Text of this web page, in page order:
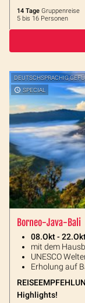
14 Tage Gruppenreise
5 bis 16 Personen
DEUTSCHSPRACHIG
SPECIAL
Borneo-Java-Bali
08.Okt -
mit dem
UNESCO
Erholung auf
Highlights!